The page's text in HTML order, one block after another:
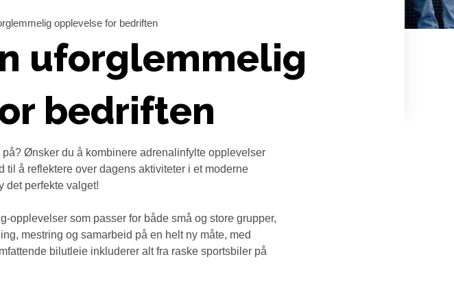
opplevelse for bedriften
uforglemmelig
bedriften
Ønsker du å kombinere adrenalinfylte opplevelser
til å reflektere over dagens aktiviteter i et moderne
det perfekte valget!
opplevelser som passer for både små og store grupper,
mestring og samarbeid på en helt ny måte, med
bilutleie inkluderer alt fra raske sportsbiler på